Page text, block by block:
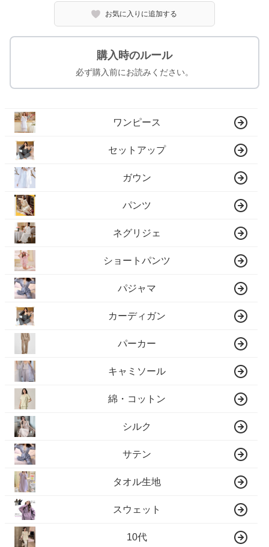
お気に入りに追加する
購入時のルール
必ず購入前にお読みください。
ワンピース
セットアップ
ガウン
パンツ
ネグリジェ
ショートパンツ
パジャマ
カーディガン
パーカー
キャミソール
綿・コットン
シルク
サテン
タオル生地
スウェット
10代